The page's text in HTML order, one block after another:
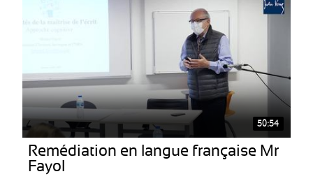
50:54
Remédiation en langue française Mr
Fayol